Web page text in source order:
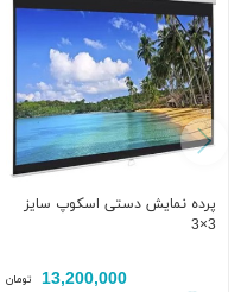
پرده نمایش دستی اسکوپ سایز
3×3
13,200,000 تومان